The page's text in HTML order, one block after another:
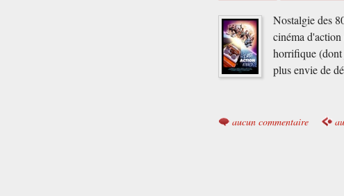
Nostalgie des
cinéma
horrifique
plus envie de
aucun commentaire